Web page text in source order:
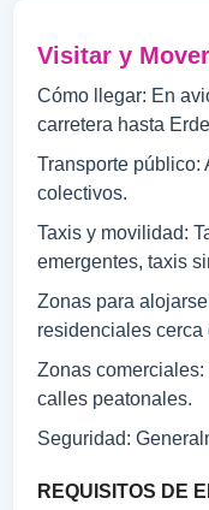
Visitar y
Cómo llegar: En
carretera hasta
Transporte público:
colectivos.
Taxis y movilidad:
emergentes, taxis
Zonas para
residenciales cerca
Zonas
calles peatonales.
Seguridad:
REQUISITOS DE